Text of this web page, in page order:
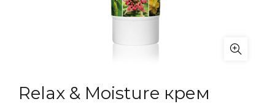
Relax & Moisture крем